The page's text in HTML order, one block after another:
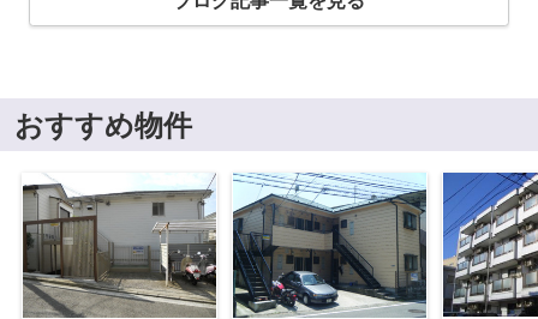
おすすめ物件